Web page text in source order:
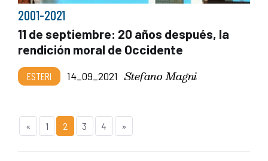
2001-2021
11 de septiembre: 20 años después, la
rendición moral de Occidente
ESTERI 14_09_2021 Stefano Magni
« 1 2 3 4 »